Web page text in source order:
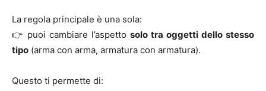
La regola principale è una sola:
👉 puoi cambiare l’aspetto solo tra oggetti dello stesso
tipo (arma con arma, armatura con armatura).
Questo ti permette di: